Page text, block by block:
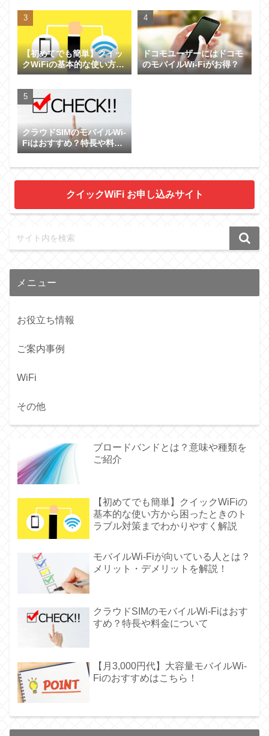
【初めてでも簡単】クイッ
クWiFiの基本的な使い方か
策までわかりやすく解説
ドコモユーザーにはドコモ
のモバイルWi-Fiがお得？
クラウドSIMのモバイルWi-
Fiはおすすめ？特長や料金
クイックWiFi お申し込みサイト
メニュー
お役立ち情報
ご案内事例
その他
ブロードバンドとは？意味や種類を
ご紹介
【初めてでも簡単】クイックWiFiの
基本的な使い方から困ったときのト
ラブル対策までわかりやすく解説
モバイルWi-Fiが向いている人とは？
メリット・デメリットを解説！
クラウドSIMのモバイルWi-Fiはおす
すめ？特長や料金について
【月3,000円代】大容量モバイルWi-
Fiのおすすめはこちら！